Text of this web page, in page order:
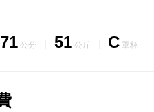
公分 51 公斤 C 罩杯